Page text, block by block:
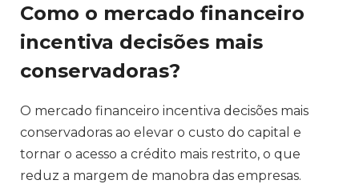
Como o mercado financeiro
incentiva decisões mais
conservadoras?
O mercado financeiro incentiva decisões mais
conservadoras ao elevar o custo do capital e
tornar o acesso a crédito mais restrito, o que
reduz a margem de manobra das empresas.